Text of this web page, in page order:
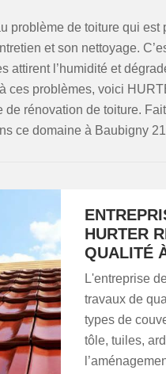
problème de toiture qui est
et son nettoyage.
attirent l’humidité et
ces problèmes, voici
de rénovation de toiture.
ce domaine à Baubigny
HURTER
QUALITÉ
L'entreprise
travaux de
types de
tôle, tuiles,